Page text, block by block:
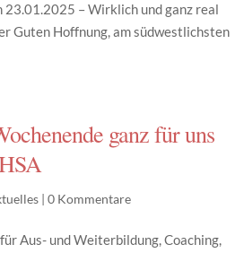
23.01.2025 – Wirklich und ganz real
Guten Hoffnung, am südwestlichsten
ganz für uns
|0 Kommentare
Aus- und Weiterbildung, Coaching,